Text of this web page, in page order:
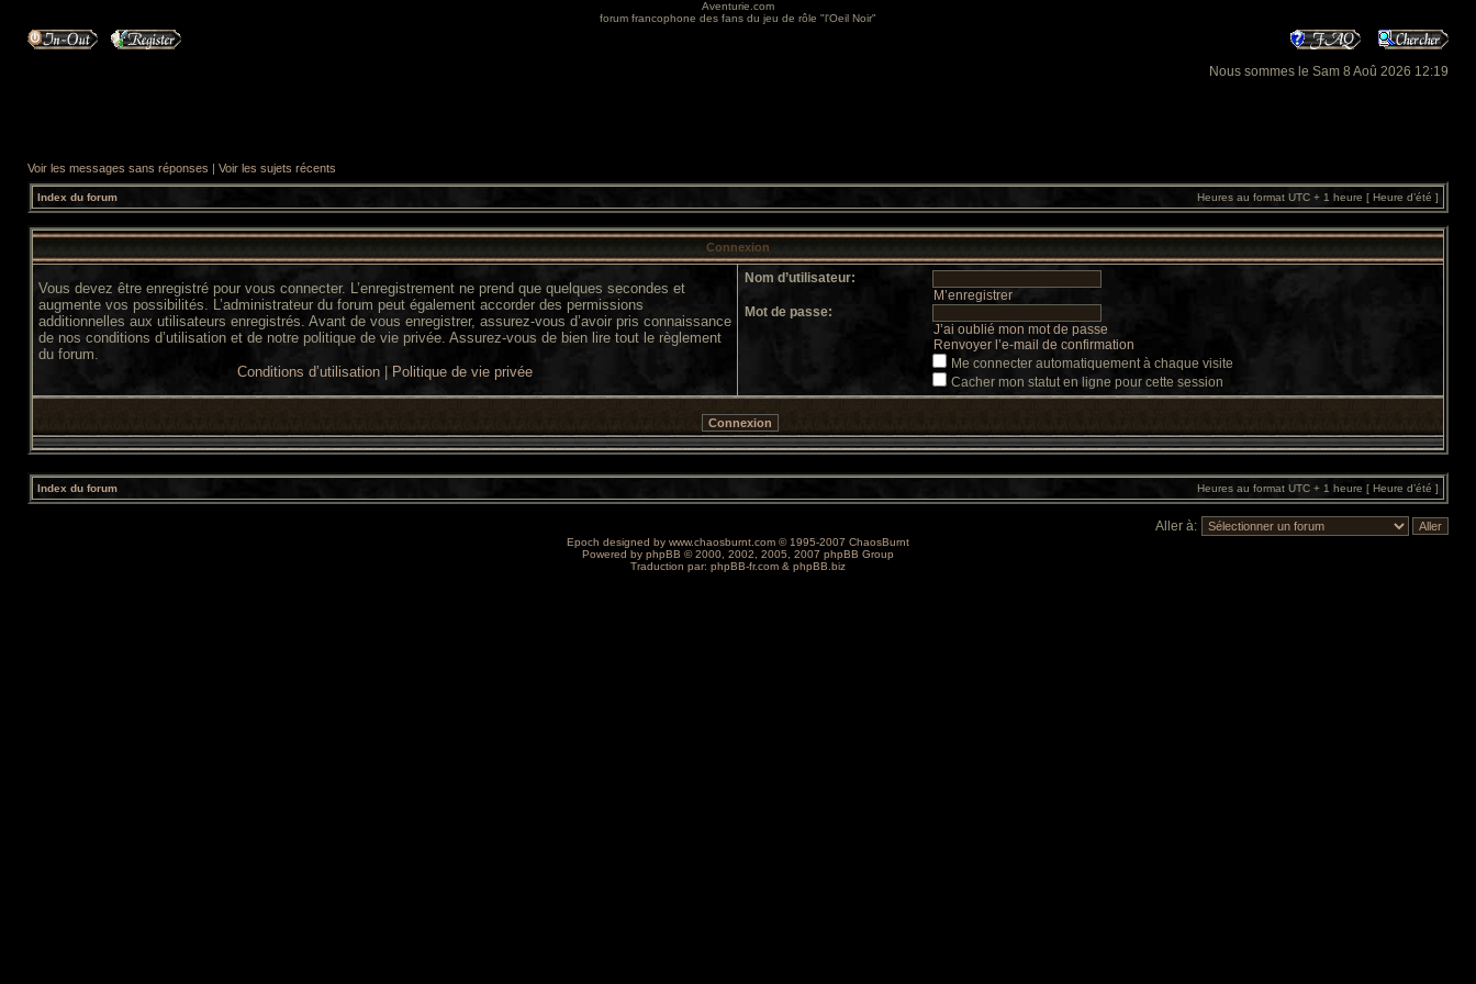
Aventurie.com
forum francophone des fans du jeu de rôle "l'Oeil Noir"
Nous sommes le Sam 8 Aoû 2026 12:19
Voir les messages sans réponses | Voir les sujets récents
Index du forum Heures au format UTC + 1 heure [ Heure d’été ]
Connexion
Vous devez être enregistré pour vous connecter. L’enregistrement ne prend que quelques secondes et
augmente vos possibilités. L’administrateur du forum peut également accorder des permissions
additionnelles aux utilisateurs enregistrés. Avant de vous enregistrer, assurez-vous d’avoir pris connaissance
de nos conditions d’utilisation et de notre politique de vie privée. Assurez-vous de bien lire tout le règlement
du forum.
Conditions d’utilisation
Politique de vie privée
Nom d’utilisateur:
M’enregistrer
Mot de passe:
J’ai oublié mon mot de passe
Renvoyer l’e-mail de confirmation
Me connecter automatiquement à chaque visite
Cacher mon statut en ligne pour cette session
Index du forum Heures au format UTC + 1 heure [ Heure d’été ]
Aller à:
Epoch designed by www.chaosburnt.com © 1995-2007 ChaosBurnt
Powered by phpBB © 2000, 2002, 2005, 2007 phpBB Group
Traduction par: phpBB-fr.com & phpBB.biz